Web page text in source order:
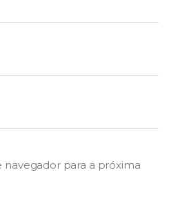
navegador para a próxima